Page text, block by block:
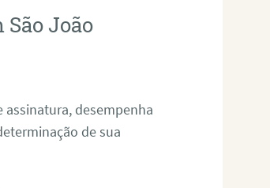
João
desempenha
de sua